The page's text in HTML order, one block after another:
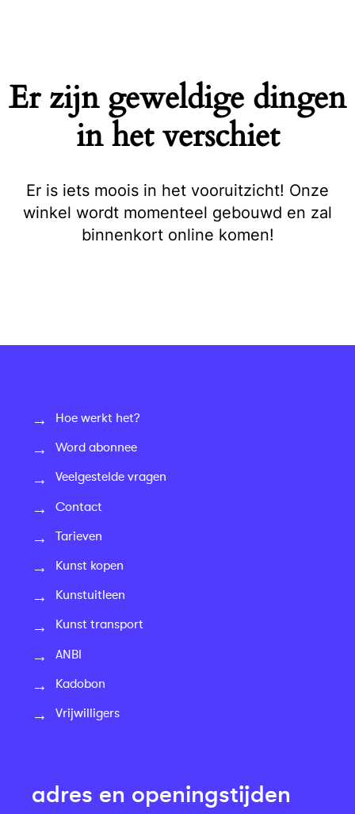
Er zijn geweldige dingen
in het verschiet
Er is iets moois in het vooruitzicht! Onze
winkel wordt momenteel gebouwd en zal
binnenkort online komen!
Hoe werkt het?
Word abonnee
Veelgestelde vragen
Contact
Tarieven
Kunst kopen
Kunstuitleen
Kunst transport
ANBI
Kadobon
Vrijwilligers
adres en openingstijden